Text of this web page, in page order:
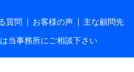
質問 お客様の声 主な顧問先
当事務所にご相談下さい